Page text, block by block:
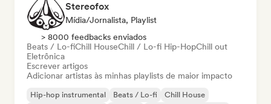
Stereofox
Mídia/Jornalista, Playlist
> 8000 feedbacks enviados
Beats / Lo-fiChill HouseChill / Lo-fi Hip-HopChill out
Eletrônica
Escrever artigos
Adicionar artistas às minhas playlists de maior impacto
Hip-hop instrumental Beats / Lo-fi
Chill House